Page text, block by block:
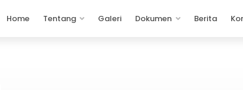
Home Tentang Galeri Dokumen Berita